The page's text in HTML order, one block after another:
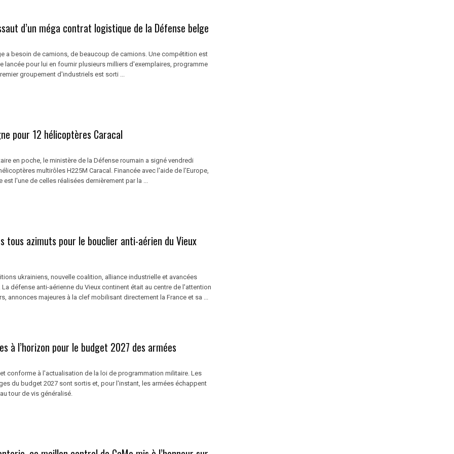
d’un méga contrat logistique de la Défense belge
a besoin de camions, de beaucoup de camions. Une compétition est
lancée pour lui en fournir plusieurs milliers d'exemplaires, programme
groupement d'industriels est sorti ...
pour 12 hélicoptères Caracal
en poche, le ministère de la Défense roumain a signé vendredi
multirôles H225M Caracal. Financée avec l'aide de l’Europe,
est l'une de celles réalisées dernièrement par la ...
tous azimuts pour le bouclier anti-aérien du Vieux
ukrainiens, nouvelle coalition, alliance industrielle et avancées
défense anti-aérienne du Vieux continent était au centre de l'attention
annonces majeures à la clef mobilisant directement la France et sa ...
à l’horizon pour le budget 2027 des armées
conforme à l'actualisation de la loi de programmation militaire. Les
du budget 2027 sont sortis et, pour l'instant, les armées échappent
tour de vis généralisé.